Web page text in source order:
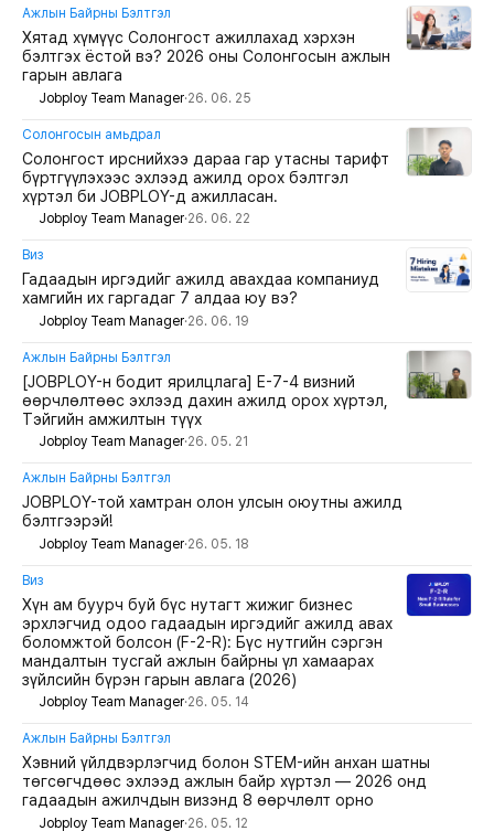
Ажлын Байрны Бэлтгэл
Хятад хүмүүс Солонгост ажиллахад хэрхэн
бэлтгэх ёстой вэ? 2026 оны Солонгосын ажлын
гарын авлага
Jobploy Team Manager·26. 06. 25
Солонгосын амьдрал
Солонгост ирснийхээ дараа гар утасны тарифт
бүртгүүлэхээс эхлээд ажилд орох бэлтгэл
хүртэл би JOBPLOY-д ажилласан.
Jobploy Team Manager·26. 06. 22
Виз
Гадаадын иргэдийг ажилд авахдаа компаниуд
хамгийн их гаргадаг 7 алдаа юу вэ?
Jobploy Team Manager·26. 06. 19
Ажлын Байрны Бэлтгэл
[JOBPLOY-н бодит ярилцлага] E-7-4 визний
өөрчлөлтөөс эхлээд дахин ажилд орох хүртэл,
Тэйгийн амжилтын түүх
Jobploy Team Manager·26. 05. 21
Ажлын Байрны Бэлтгэл
JOBPLOY-той хамтран олон улсын оюутны ажилд
бэлтгээрэй!
Jobploy Team Manager·26. 05. 18
Виз
Хүн ам буурч буй бүс нутагт жижиг бизнес
эрхлэгчид одоо гадаадын иргэдийг ажилд авах
боломжтой болсон (F-2-R): Бүс нутгийн сэргэн
мандалтын тусгай ажлын байрны үл хамаарах
зүйлсийн бүрэн гарын авлага (2026)
Jobploy Team Manager·26. 05. 14
Ажлын Байрны Бэлтгэл
Хэвний үйлдвэрлэгчид болон STEM-ийн анхан шатны
төгсөгчдөөс эхлээд ажлын байр хүртэл — 2026 онд
гадаадын ажилчдын визэнд 8 өөрчлөлт орно
Jobploy Team Manager·26. 05. 12